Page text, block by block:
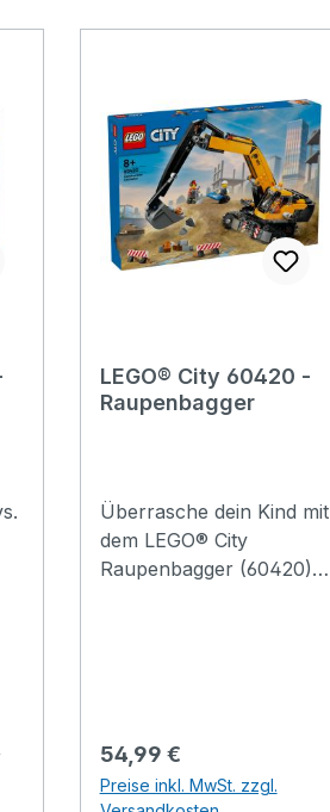
LEGO® City 60420 -
Raupenbagger
Überrasche dein Kind mit
dem LEGO® City
Raupenbagger (60420).
Raupenketten, einen
vielseitig nutzbaren
Ausleger und eine um
Regulärer Preis:
54,99 €
Preise inkl. MwSt. zzgl.